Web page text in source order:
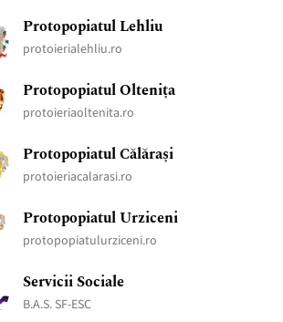
Protopopiatul Lehliu
protoierialehliu.ro
Protopopiatul Oltenița
protoieriaoltenita.ro
Protopopiatul Călărași
protoieriacalarasi.ro
Protopopiatul Urziceni
protopopiatulurziceni.ro
Servicii Sociale
B.A.S. SF-ESC